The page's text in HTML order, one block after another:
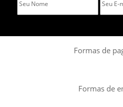
Formas de
Formas de